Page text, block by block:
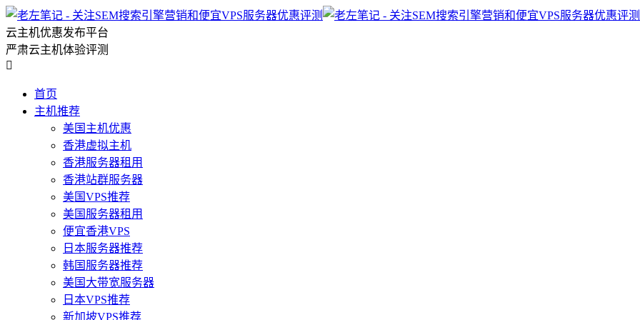
云主机优惠发布平台
严肃云主机体验评测

首页
主机推荐
美国主机优惠
香港虚拟主机
香港服务器租用
香港站群服务器
美国VPS推荐
美国服务器租用
便宜香港VPS
日本服务器推荐
韩国服务器推荐
美国大带宽服务器
日本VPS推荐
新加坡VPS推荐